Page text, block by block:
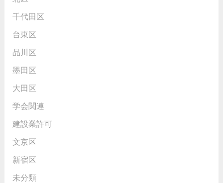
千代田区
台東区
品川区
墨田区
大田区
学会関連
建設業許可
文京区
新宿区
未分類